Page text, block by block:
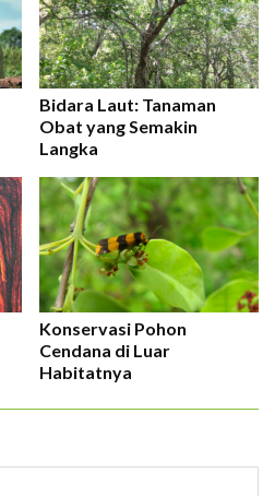
Bidara Laut: Tanaman
Obat yang Semakin
Langka
Konservasi Pohon
Cendana di Luar
Habitatnya